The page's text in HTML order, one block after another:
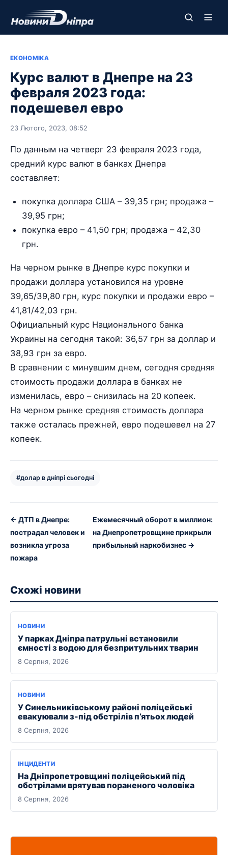
ЕКОНОМІКА
Курс валют в Днепре на 23
февраля 2023 года:
подешевел евро
23 Лютого, 2023, 08:52
По данным на четверг 23 февраля 2023 года,
средний курс валют в банках Днепра
составляет:
покупка доллара США – 39,35 грн; продажа –
39,95 грн;
покупка евро – 41,50 грн; продажа – 42,30
грн.
На черном рынке в Днепре курс покупки и
продажи доллара установился на уровне
39,65/39,80 грн, курс покупки и продажи евро –
41,81/42,03 грн.
Официальный курс Национального банка
Украины на сегодня такой: 36,57 грн за доллар и
38,93 грн за евро.
В сравнении с минувшим днем, сегодня средняя
стоимость продажи доллара в банках не
изменилась, евро – снизилась на 20 копеек.
На черном рынке средняя стоимость доллара
также осталась прежней, евро подешевел на 27
копеек.
#долар в дніпрі сьогодні
← ДТП в Днепре:
пострадал человек и
возникла угроза
пожара
Ежемесячный оборот в миллион:
на Днепропетровщине прикрыли
прибыльный наркобизнес →
Схожі новини
НОВИНИ
У парках Дніпра патрульні встановили
ємності з водою для безпритульних тварин
8 Серпня, 2026
НОВИНИ
У Синельниківському районі поліцейські
евакуювали з-під обстрілів п’ятьох людей
8 Серпня, 2026
ІНЦИДЕНТИ
На Дніпропетровщині поліцейський під
обстрілами врятував пораненого чоловіка
8 Серпня, 2026